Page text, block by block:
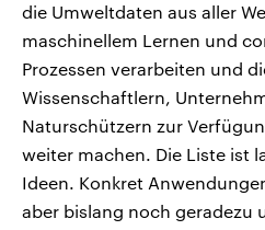
die Umweltdaten aus aller
maschinellem Lernen und
Prozessen verarbeiten und
Wissenschaftlern,
Naturschützern zur
weiter machen. Die Liste ist
Ideen. Konkret
aber bislang noch geradezu